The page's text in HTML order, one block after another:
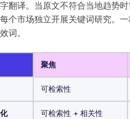
翻译。当原文不符合当地趋势
个市场独立开展关键词研究。
词。
聚焦
可检索性
可检索性 + 相关性